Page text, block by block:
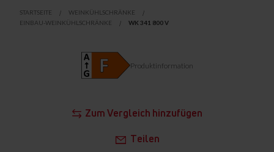
der
STARTSEITE
WEINKÜHLSCHRÄNKE
EINBAU-WEINKÜHLSCHRÄNKE
WK 341 800 V
Zum Vergleich hinzufügen
Teilen
Produktinformation